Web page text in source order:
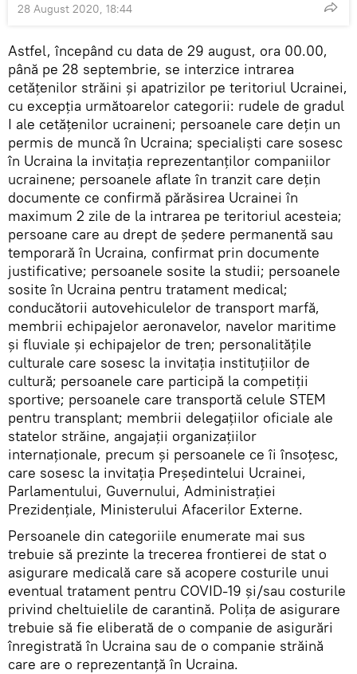
28 August 2020, 18:44
Astfel, începând cu data de 29 august, ora 00.00,
până pe 28 septembrie, se interzice intrarea
cetățenilor străini și apatrizilor pe teritoriul Ucrainei,
cu excepția următoarelor categorii: rudele de gradul
I ale cetățenilor ucraineni; persoanele care dețin un
permis de muncă în Ucraina; specialiști care sosesc
în Ucraina la invitația reprezentanților companiilor
ucrainene; persoanele aflate în tranzit care dețin
documente ce confirmă părăsirea Ucrainei în
maximum 2 zile de la intrarea pe teritoriul acesteia;
persoane care au drept de ședere permanentă sau
temporară în Ucraina, confirmat prin documente
justificative; persoanele sosite la studii; persoanele
sosite în Ucraina pentru tratament medical;
conducătorii autovehiculelor de transport marfă,
membrii echipajelor aeronavelor, navelor maritime
și fluviale și echipajelor de tren; personalitățile
culturale care sosesc la invitația instituțiilor de
cultură; persoanele care participă la competiții
sportive; persoanele care transportă celule STEM
pentru transplant; membrii delegațiilor oficiale ale
statelor străine, angajații organizațiilor
internaționale, precum și persoanele ce îi însoțesc,
care sosesc la invitația Președintelui Ucrainei,
Parlamentului, Guvernului, Administrației
Prezidențiale, Ministerului Afacerilor Externe.
Persoanele din categoriile enumerate mai sus
trebuie să prezinte la trecerea frontierei de stat o
asigurare medicală care să acopere costurile unui
eventual tratament pentru COVID-19 și/sau costurile
privind cheltuielile de carantină. Polița de asigurare
trebuie să fie eliberată de o companie de asigurări
înregistrată în Ucraina sau de o companie străină
care are o reprezentanță în Ucraina.